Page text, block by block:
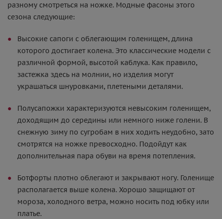
разному смотреться на ножке. Модные фасоны этого
сезона следующие:
Высокие сапоги с облегающим голенищем, длина
которого достигает колена. Это классические модели с
различной формой, высотой каблука. Как правило,
застежка здесь на молнии, но изделия могут
украшаться шнуровками, плетеными деталями.
Полусапожки характеризуются невысоким голенищем,
доходящим до середины или немного ниже голени. В
снежную зиму по сугробам в них ходить неудобно, зато
смотрятся на ножке превосходно. Подойдут как
дополнительная пара обуви на время потепления.
Ботфорты плотно облегают и закрывают ногу. Голенище
располагается выше колена. Хорошо защищают от
мороза, холодного ветра, можно носить под юбку или
платье.